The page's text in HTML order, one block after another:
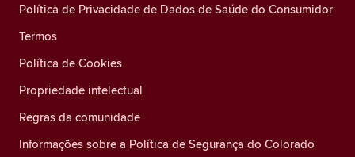
Política de Privacidade de Dados de Saúde do Consumidor
Termos
Política de Cookies
Propriedade intelectual
Regras da comunidade
Informações sobre a Política de Segurança do Colorado